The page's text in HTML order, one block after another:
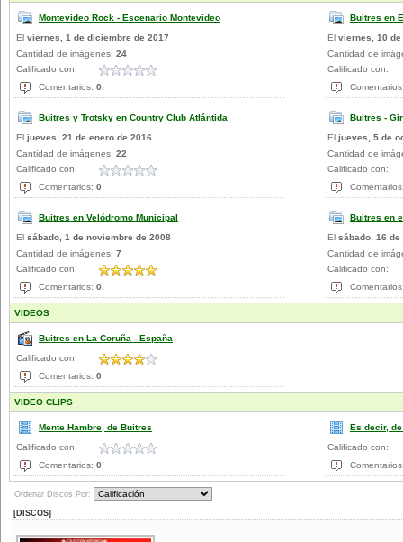
Montevideo Rock - Escenario Montevideo
El viernes, 1 de diciembre de 2017
Cantidad de imágenes: 24
Calificado con:
Comentarios: 0
Buitres en
El viernes, 10
Cantidad de
Calificado con:
Buitres y Trotsky en Country Club Atlántida
El jueves, 21 de enero de 2016
Cantidad de imágenes: 22
Calificado con:
Comentarios: 0
Buitres -
El jueves, 5 de
Cantidad de
Calificado con:
Buitres en Velódromo Municipal
El sábado, 1 de noviembre de 2008
Cantidad de imágenes: 7
Calificado con:
Comentarios: 0
Buitres en
El sábado, 16
Cantidad de
Calificado con:
VIDEOS
Buitres en La Coruña - España
Calificado con:
Comentarios: 0
VIDEO CLIPS
Mente Hambre, de Buitres
Calificado con:
Comentarios: 0
Es decir,
Calificado con:
Ordenar Discos Por:
[DISCOS]